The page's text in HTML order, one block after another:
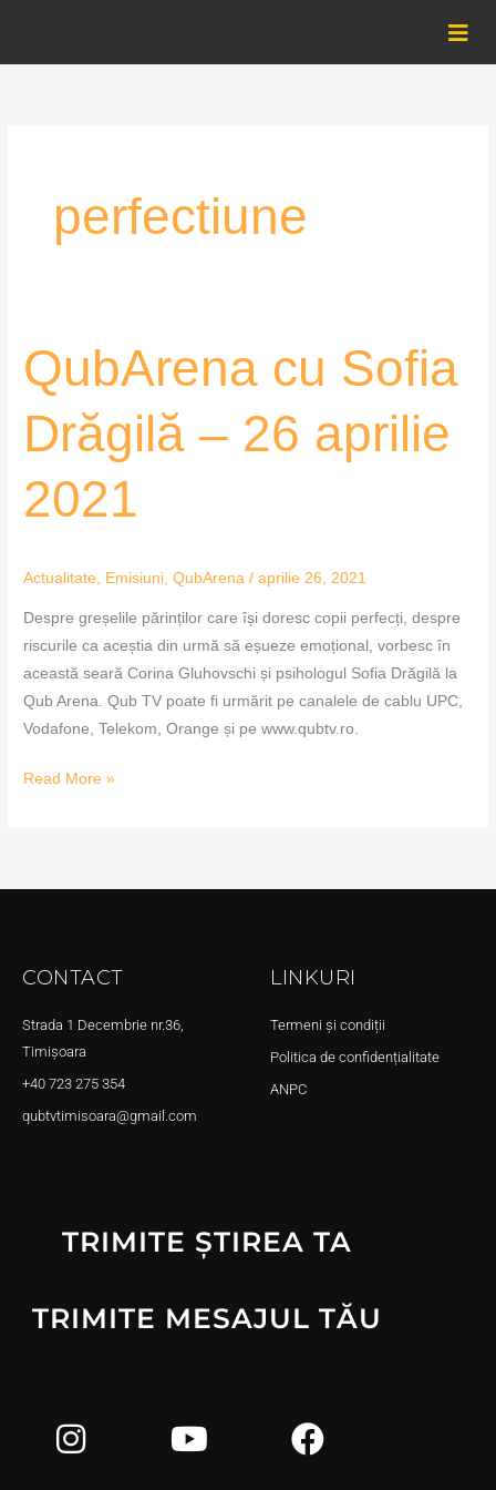
content
perfectiune
QubArena cu Sofia
Drăgilă – 26 aprilie
2021
Actualitate, Emisiuni,QubArena /aprilie 26, 2021
Despre greșelile părinților care își doresc copii perfecți, despre
riscurile ca aceștia din urmă să eșueze emoțional, vorbesc în
această seară Corina Gluhovschi și psihologul Sofia Drăgilă la
Qub Arena. Qub TV poate fi urmărit pe canalele de cablu UPC,
Vodafone, Telekom, Orange și pe www.qubtv.ro.
QubArena
cu
Drăgilă
26
aprilie
Read More »
CONTACT
Strada 1 Decembrie nr.36,
Timișoara
+40 723 275 354
qubtvtimisoara@gmail.com
LINKURI
Termeni și condiții
Politica de confidențialitate
ANPC
TRIMITE ȘTIREA TA
TRIMITE MESAJUL TĂU